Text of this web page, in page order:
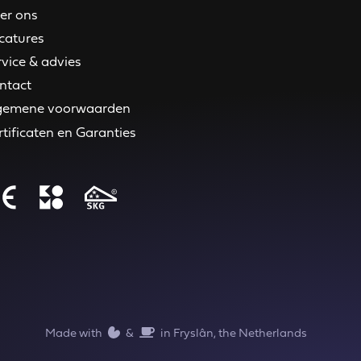
ons
& advies
voorwaarden
en Garanties
Made with ️& in Fryslân, the Netherlands